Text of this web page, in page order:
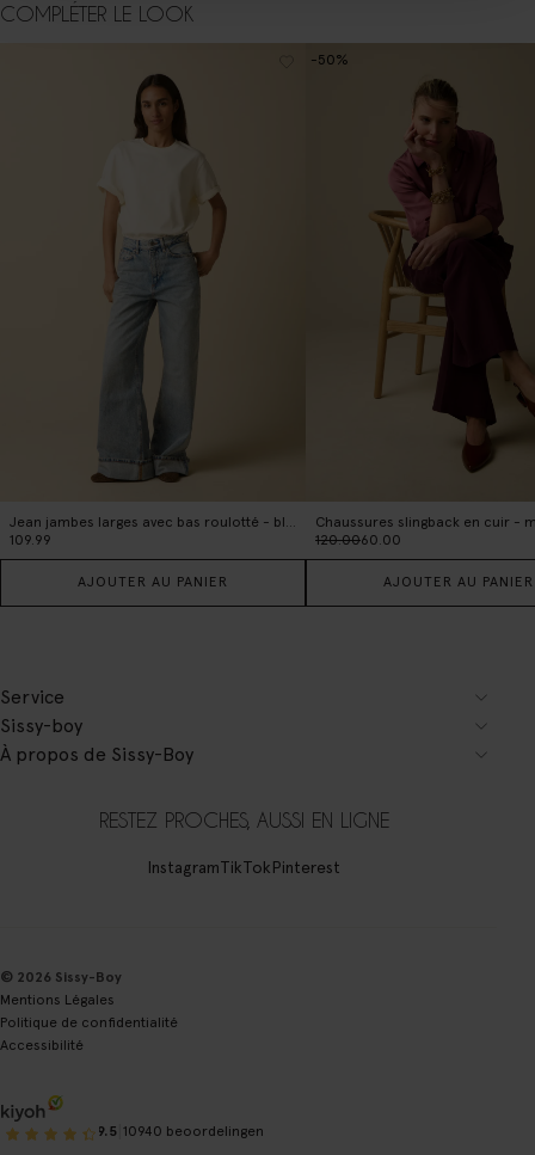
COMPLÉTER LE LOOK
109.99
AJOUTER AU PANIER
Chaussures slingback en cuir -
120.0060.00
-50%
AJOUTER AU PANIER
Service
Sissy-boy
À propos de Sissy-Boy
RESTEZ PROCHES, AUSSI EN LIGNE
InstagramTikTokPinterest
© 2026 Sissy-Boy
Mentions Légales
Politique de confidentialité
Accessibilité
9.5 10940 beoordelingen